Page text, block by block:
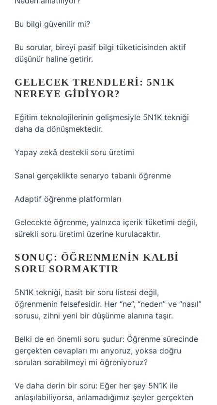
Bu bilgi güvenilir mi?
Bu sorular, bireyi pasif bilgi tüketicisinden aktif
düşünür haline getirir.
GELECEK TRENDLERI: 5N1K
NEREYE GIDIYOR?
Eğitim teknolojilerinin gelişmesiyle 5N1K tekniği
daha da dönüşmektedir.
Yapay zekâ destekli soru üretimi
Sanal gerçeklikte senaryo tabanlı öğrenme
Adaptif öğrenme platformları
Gelecekte öğrenme, yalnızca içerik tüketimi değil,
sürekli soru üretimi üzerine kurulacaktır.
SONUÇ: ÖĞRENMENIN KALBI
SORU SORMAKTIR
5N1K tekniği, basit bir soru listesi değil,
öğrenmenin felsefesidir. Her “ne”, “neden” ve “nasıl”
sorusu, zihni yeni bir düşünme alanına taşır.
Belki de en önemli soru şudur: Öğrenme sürecinde
gerçekten cevapları mı arıyoruz, yoksa doğru
soruları sorabilmeyi mi öğreniyoruz?
Ve daha derin bir soru: Eğer her şey 5N1K ile
anlaşılabiliyorsa, anlamadığımız şeyler gerçekten